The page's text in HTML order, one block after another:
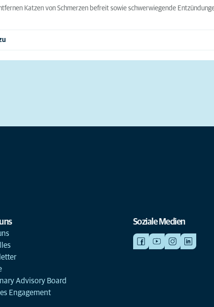
Katzen von Schmerzen befreit sowie schwerwiegende
Advisory Board
Engagement
Soziale Medien